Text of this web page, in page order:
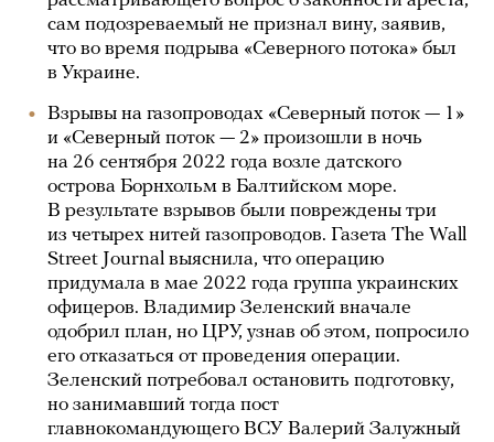
сам подозреваемый не признал вину, заявив,
что во время подрыва «Северного потока» был
в Украине.
Взрывы на газопроводах «Северный поток — 1»
и «Северный поток — 2» произошли в ночь
на 26 сентября 2022 года возле датского
острова Борнхольм в Балтийском море.
В результате взрывов были повреждены три
из четырех нитей газопроводов. Газета The Wall
Street Journal выяснила, что операцию
придумала в мае 2022 года группа украинских
офицеров. Владимир Зеленский вначале
одобрил план, но ЦРУ, узнав об этом, попросило
его отказаться от проведения операции.
Зеленский потребовал остановить подготовку,
но занимавший тогда пост
главнокомандующего ВСУ Валерий Залужный